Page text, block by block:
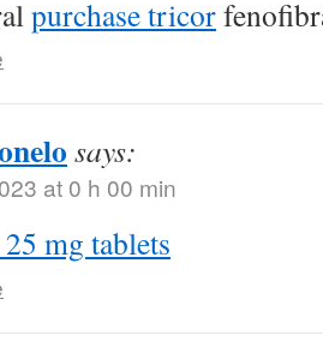
purchase tricor
says:
at 0 h 00 min
mg tablets